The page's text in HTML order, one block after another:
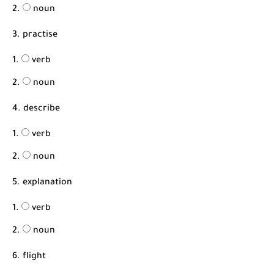
noun
3. practise
verb
noun
4. describe
verb
noun
5. explanation
verb
noun
6. flight